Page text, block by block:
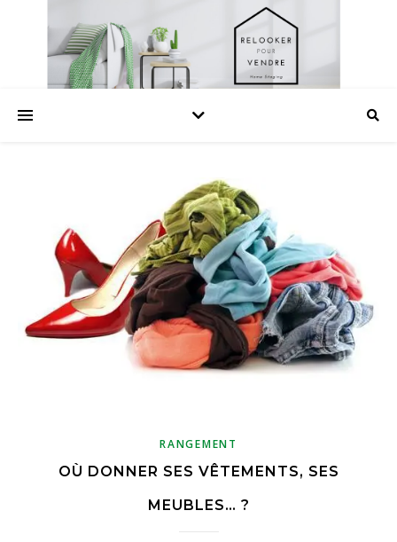
RANGEMENT
OÙ DONNER SES VÊTEMENTS, SES
MEUBLES… ?